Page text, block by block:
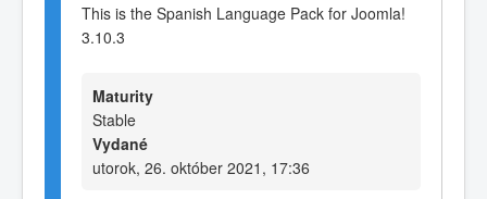
This is the Spanish Language Pack for Joomla!
3.10.3
Maturity
Stable
Vydané
utorok, 26. október 2021, 17:36